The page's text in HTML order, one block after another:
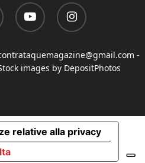
youtube instagram
-
images by DepositPhotos
relative alla privacy